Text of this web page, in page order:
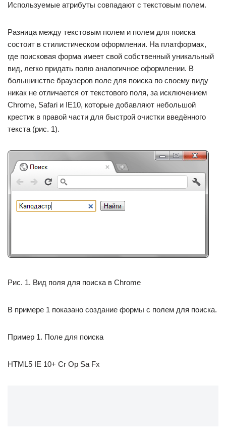
Используемые атрибуты совпадают с текстовым полем.
Разница между текстовым полем и полем для поиска
состоит в стилистическом оформлении. На платформах,
где поисковая форма имеет свой собственный уникальный
вид, легко придать полю аналогичное оформлении. В
большинстве браузеров поле для поиска по своему виду
никак не отличается от текстового поля, за исключением
Chrome, Safari и IE10, которые добавляют небольшой
крестик в правой части для быстрой очистки введённого
текста (рис. 1).
Рис. 1. Вид поля для поиска в Chrome
В примере 1 показано создание формы с полем для поиска.
Пример 1. Поле для поиска
HTML5 IE 10+ Cr Op Sa Fx